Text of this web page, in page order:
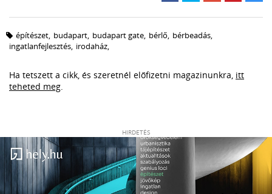
építészet, budapart, budapart gate, bérlő, bérbeadás,
ingatlanfejlesztés, irodaház,
Ha tetszett a cikk, és szeretnél előfizetni magazinunkra, itt
teheted meg.
HIRDETÉS